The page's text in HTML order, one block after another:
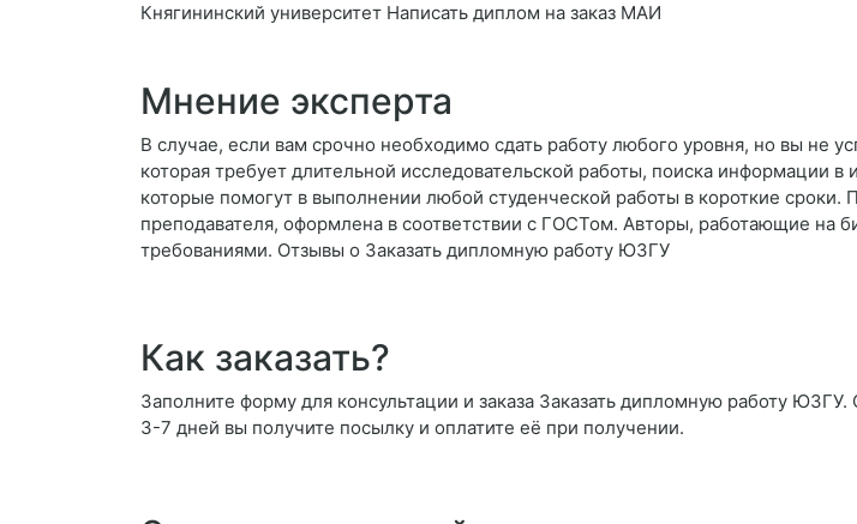
Княгининский университет Написать диплом на заказ МАИ
Мнение эксперта
В случае, если вам срочно необходимо сдать работу любого уровня, но вы не
которая требует длительной исследовательской работы, поиска информации
которые помогут в выполнении любой студенческой работы в короткие сроки.
преподавателя, оформлена в соответствии с ГОСТом. Авторы, работающие на
требованиями. Отзывы о Заказать дипломную работу ЮЗГУ
Как заказать?
Заполните форму для консультации и заказа Заказать дипломную работу
3-7 дней вы получите посылку и оплатите её при получении.